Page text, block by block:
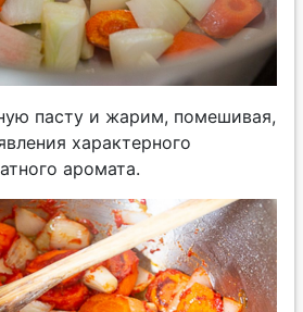
пасту и жарим, помешивая,
характерного
аромата.